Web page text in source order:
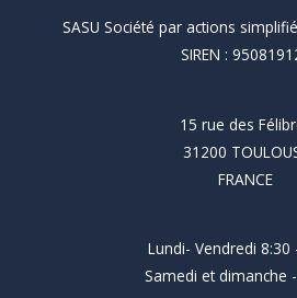
SASU Société par actions
SIREN :
15 rue des
31200
FRANCE
Lundi- Vendredi 8:30
Samedi et dimanche -